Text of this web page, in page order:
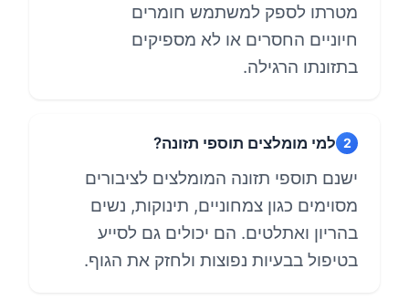
מטרתו לספק למשתמש חומרים
חיוניים החסרים או לא מספיקים
בתזונתו הרגילה.
2 למי מומלצים תוספי תזונה?
ישנם תוספי תזונה המומלצים לציבורים
מסוימים כגון צמחוניים, תינוקות, נשים
בהריון ואתלטים. הם יכולים גם לסייע
בטיפול בבעיות נפוצות ולחזק את הגוף.